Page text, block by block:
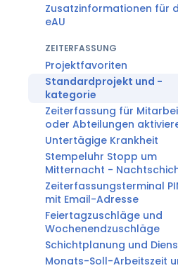
Zusatzinformationen für
eAU
ZEITERFASSUNG
Projektfavoriten
Standardprojekt und -
kategorie
Zeiterfassung für
oder Abteilungen
Untertägige Krankheit
Stempeluhr Stopp um
Mitternacht -
Zeiterfassungsterminal
mit Email-Adresse
Feiertagzuschläge und
Wochenendzuschläge
Schichtplanung und
Monats-Soll-Arbeitszeit